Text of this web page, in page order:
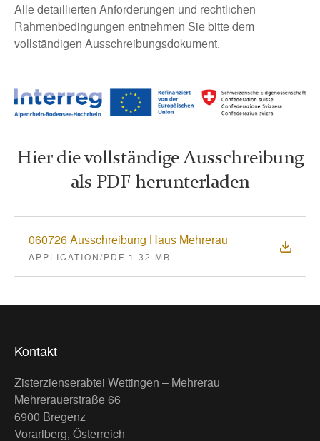
Alle detaillierten Anforderungen und rechtlichen
Rahmenbedingungen entnehmen Sie bitte dem
vollständigen Ausschreibungsdokument.
Hier die vollständige Ausschreibung
als PDF herunterladen
060726 Ausschreibung Haus Mehrerau
APPLICATION/PDF 1.32 MB
Kontakt
Zisterzienserabtei Wettingen – Mehrerau
Mehrerauerstraße 66
6900 Bregenz
Vorarlberg, Österreich